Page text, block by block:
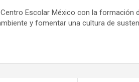
Escolar México con la formación
y fomentar una cultura de